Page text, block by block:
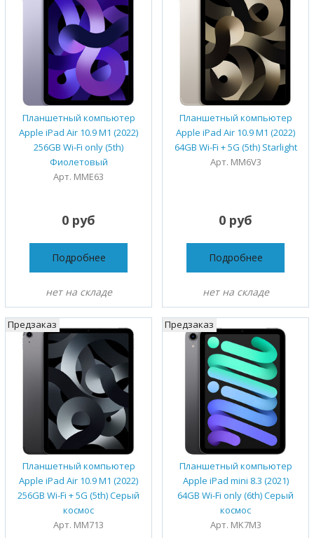
Планшетный компьютер
Apple iPad Air 10.9 M1 (2022)
256GB Wi-Fi only (5th)
Фиолетовый
Арт. MME63
0 руб
Подробнее
нет на складе
Планшетный компьютер
Apple iPad Air 10.9 M1 (2022)
64GB Wi-Fi + 5G (5th) Starlight
Арт. MM6V3
0 руб
Подробнее
нет на складе
Планшетный компьютер
Apple iPad Air 10.9 M1 (2022)
256GB Wi-Fi + 5G (5th) Серый
космос
Арт. MM713
Предзаказ
Планшетный компьютер
Apple iPad mini 8.3 (2021)
64GB Wi-Fi only (6th) Серый
космос
Арт. MK7M3
Предзаказ